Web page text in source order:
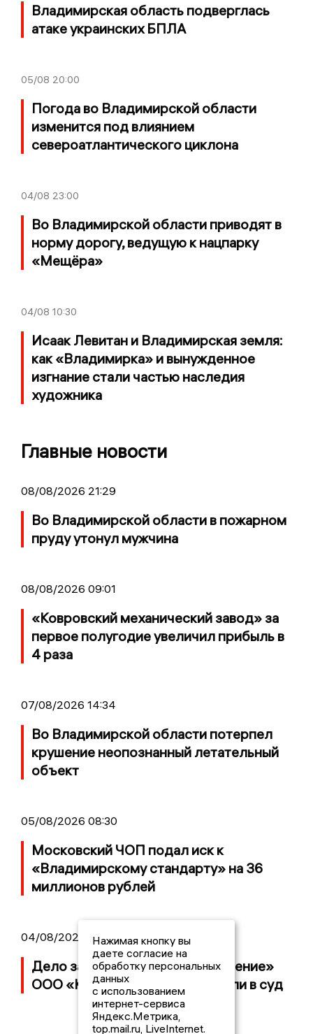
Владимирская область подверглась
атаке украинских БПЛА
05/08 20:00
Погода во Владимирской области
изменится под влиянием
североатлантического циклона
04/08 23:00
Во Владимирской области приводят в
норму дорогу, ведущую к нацпарку
«Мещёра»
04/08 10:30
Исаак Левитан и Владимирская земля:
как «Владимирка» и вынужденное
изгнание стали частью наследия
художника
Главные новости
08/08/2026 21:29
Во Владимирской области в пожарном
пруду утонул мужчина
08/08/2026 09:01
«Ковровский механический завод» за
первое полугодие увеличил прибыль в
4 раза
07/08/2026 14:34
Во Владимирской области потерпел
крушение неопознанный летательный
объект
05/08/2026 08:30
Московский ЧОП подал иск к
«Владимирскому стандарту» на 36
миллионов рублей
04/08/2026 15:40
Дело застройщика ЖК «Поколение»
ООО «Капитал Строй» передали в суд
Нажимая кнопку вы
даете согласие на
обработку персональных
данных
с использованием
интернет-сервиса
Яндекс.Метрика,
top.mail.ru, LiveInternet.